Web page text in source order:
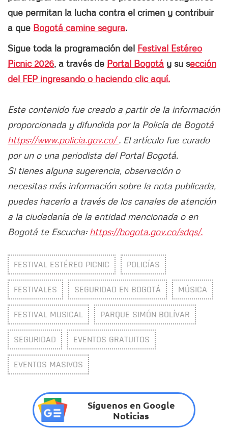
que permitan la lucha contra el crimen y contribuir
a que Bogotá camine segura.
Sigue toda la programación del Festival Estéreo
Picnic 2026, a través de Portal Bogotá y su sección
del FEP ingresando o haciendo clic aquí.
Este contenido fue creado a partir de la información
proporcionada y difundida por la Policía de Bogotá
https://www.policia.gov.co/. El artículo fue curado
por un o una periodista del Portal Bogotá.
Si tienes alguna sugerencia, observación o
necesitas más información sobre la nota publicada,
puedes hacerlo a través de los canales de atención
a la ciudadanía de la entidad mencionada o en
Bogotá te Escucha: https://bogota.gov.co/sdqs/.
FESTIVAL ESTÉREO PICNIC POLICÍAS
FESTIVALES SEGURIDAD EN BOGOTÁ MÚSICA
FESTIVAL MUSICAL PARQUE SIMÓN BOLÍVAR
SEGURIDAD EVENTOS GRATUITOS
EVENTOS MASIVOS
Síguenos en Google
Noticias